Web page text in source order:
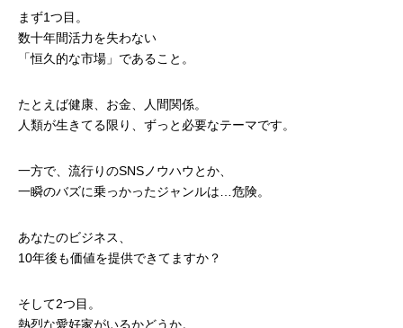
まず1つ目。
数十年間活力を失わない
「恒久的な市場」であること。
たとえば健康、お金、人間関係。
人類が生きてる限り、ずっと必要なテーマです。
一方で、流行りのSNSノウハウとか、
一瞬のバズに乗っかったジャンルは…危険。
あなたのビジネス、
10年後も価値を提供できてますか？
そして2つ目。
熱烈な愛好家がいるかどうか。